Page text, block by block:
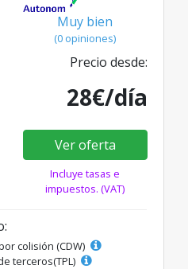
Muy bien
(0 opiniones)
Precio desde:
28€/día
Ver oferta
Incluye tasas e
impuestos. (VAT)
colisión (CDW)
terceros(TPL)